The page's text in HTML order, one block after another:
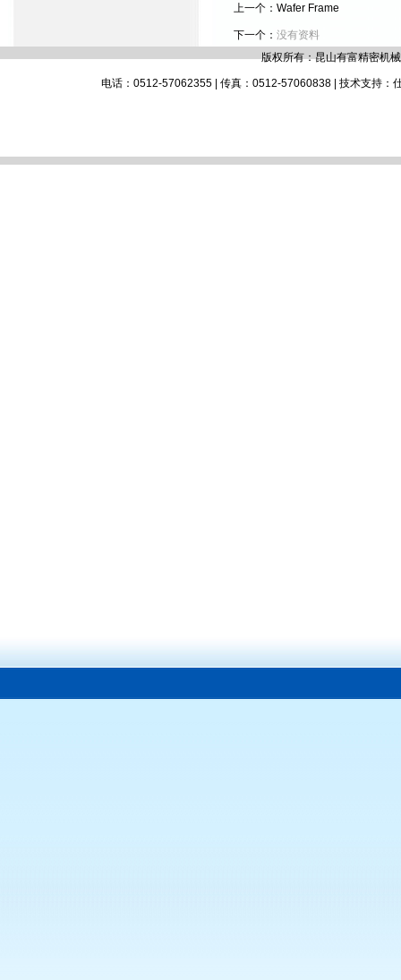
上一个： Wafer Frame
下一个： 没有资料
版权所有：昆山有富精密机
电话：0512-57062355 | 传真：0512-57060838 | 技术支持：